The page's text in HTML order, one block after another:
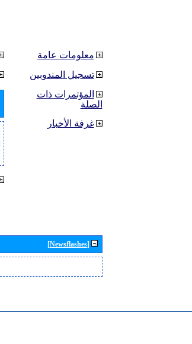
معلومات عامة
تسجيل المندوبين
المؤتمرات ذات
الصلة
غرفة الأخبار
[Newsflashes]